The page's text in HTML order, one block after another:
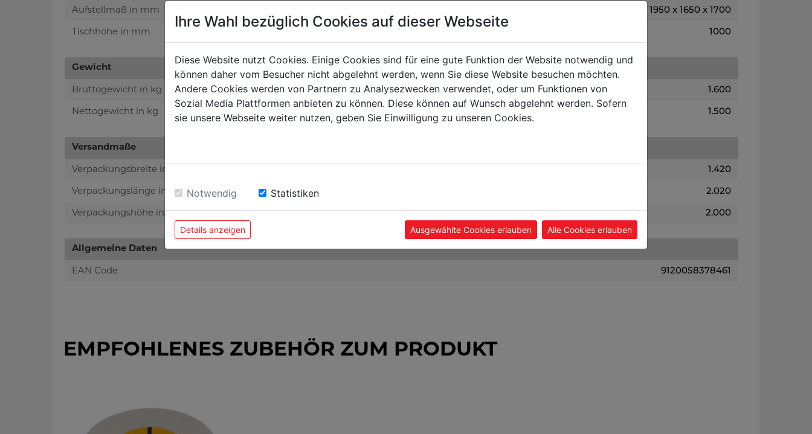
Aufstellmaß in mm 1950 x 1650 x 1700
Tischhöhe in mm 1000
Gewicht
Bruttogewicht in kg 1.600
Nettogewicht in kg 1.500
Versandmaße
Verpackungsbreite in mm 1.420
Verpackungslänge in mm 2.020
Verpackungshöhe in mm 2.000
Allgemeine Daten
EAN Code 9120058378461
EMPFOHLENES ZUBEHÖR ZUM PRODUKT
Ihre Wahl bezüglich Cookies auf dieser Webseite
Diese Website nutzt Cookies. Einige Cookies sind für eine gute Funktion der Website notwendig und
können daher vom Besucher nicht abgelehnt werden, wenn Sie diese Website besuchen möchten.
Andere Cookies werden von Partnern zu Analysezwecken verwendet, oder um Funktionen von
Sozial Media Plattformen anbieten zu können. Diese können auf Wunsch abgelehnt werden. Sofern
sie unsere Webseite weiter nutzen, geben Sie Einwilligung zu unseren Cookies.
Notwendig Statistiken
Details anzeigen Ausgewählte Cookies erlauben Alle Cookies erlauben